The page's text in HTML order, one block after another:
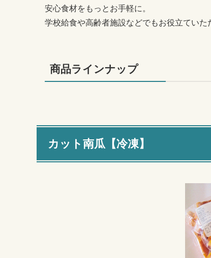
安心食材をもっとお手軽に。
学校給食や高齢者施設などでもお役立ていた
商品ラインナップ
カット南瓜【冷凍】